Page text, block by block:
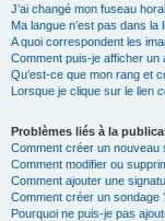
J’ai changé mon fuseau
Ma langue n’est pas dans la
A quoi correspondent les
Comment puis-je afficher un
Qu’est-ce que mon rang et
Lorsque je clique sur le lien
Problèmes liés à la
Comment créer un nouveau
Comment modifier ou
Comment ajouter une
Comment créer un sondage
Pourquoi ne puis-je pas